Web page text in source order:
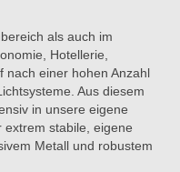
als auch im
Hotellerie,
nach einer hohen Anzahl
Aus diesem
in unsere eigene
extrem stabile, eigene
Metall und robustem